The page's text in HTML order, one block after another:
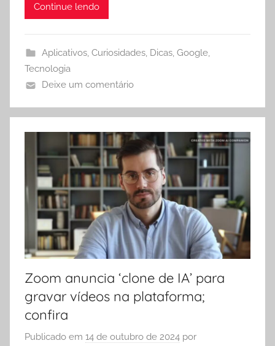
Continue lendo
Aplicativos, Curiosidades, Dicas, Google,
Tecnologia
Deixe um comentário
Zoom anuncia ‘clone de IA’ para
gravar vídeos na plataforma;
confira
Publicado em 14 de outubro de 2024 por